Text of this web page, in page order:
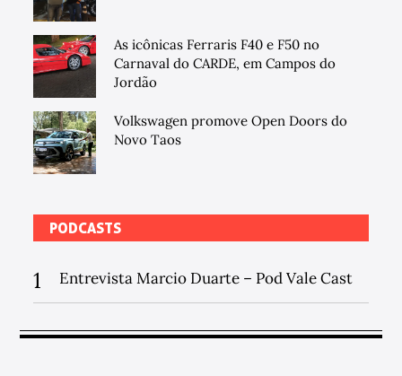
As icônicas Ferraris F40 e F50 no
Carnaval do CARDE, em Campos do
Jordão
Volkswagen promove Open Doors do
Novo Taos
PODCASTS
1 Entrevista Marcio Duarte – Pod Vale Cast